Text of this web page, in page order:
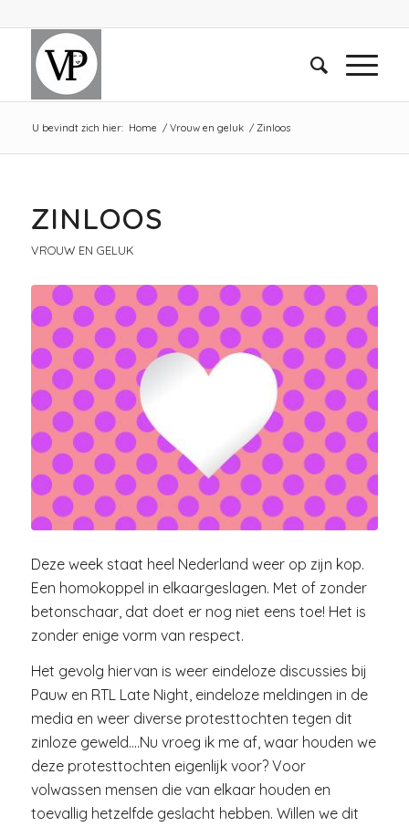
U bevindt zich hier: Home / Vrouw en geluk / Zinloos
ZINLOOS
VROUW EN GELUK
Deze week staat heel Nederland weer op zijn kop.
Een homokoppel in elkaargeslagen. Met of zonder
betonschaar, dat doet er nog niet eens toe! Het is
zonder enige vorm van respect.
Het gevolg hiervan is weer eindeloze discussies bij
Pauw en RTL Late Night, eindeloze meldingen in de
media en weer diverse protesttochten tegen dit
zinloze geweld….Nu vroeg ik me af, waar houden we
deze protesttochten eigenlijk voor? Voor
volwassen mensen die van elkaar houden en
toevallig hetzelfde geslacht hebben. Willen we dit